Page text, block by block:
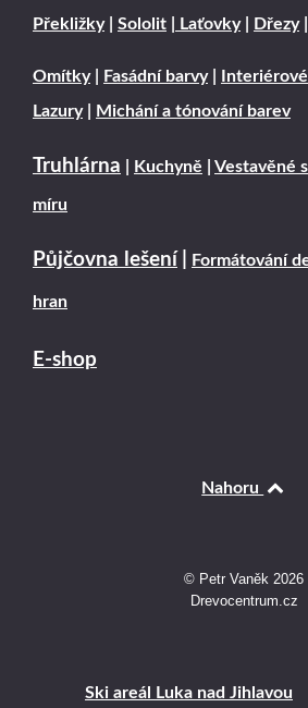
Překližky| Sololit Laťovky| Dřezy|
Omítky| Fasádní barvy|
Lazury| Michání a tónování barev
Truhlárna Kuchyně Vestavěné
míru
Půjčovna lešení Formátování
hran
E-shop
Nahoru
© Petr Vaněk 2026
Drevocentrum.cz
Ski areál Luka nad Jihlavou